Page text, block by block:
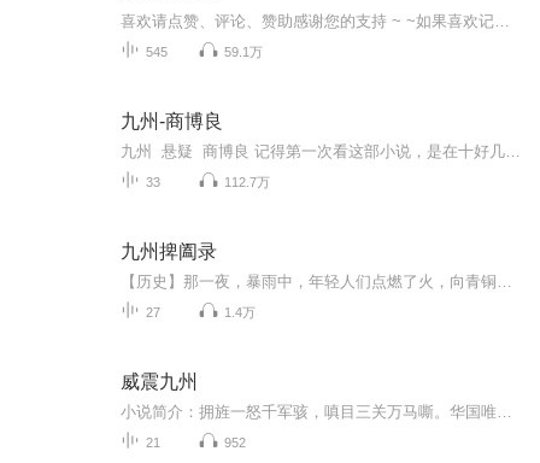
545 59.1万
九州-商博良
33 112.7万
九州捭阖录
27 1.4万
威震九州
21 952